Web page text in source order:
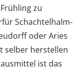
zu
Schachtelhalm-
oder Aries
selber herstellen
ist das